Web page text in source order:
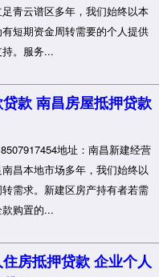
青云谱区多年，我们始终以本
短期资金周转需要的个人提供
。服务...
款 南昌房屋抵押贷款
地址：南昌新建经营
昌本地市场多年，我们始终以
需求。新建区房产持有者若需
购置的...
房抵押贷款 企业个人